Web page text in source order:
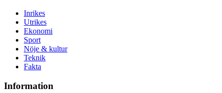
Inrikes
Utrikes
Ekonomi
Sport
Nöje & kultur
Teknik
Fakta
Information